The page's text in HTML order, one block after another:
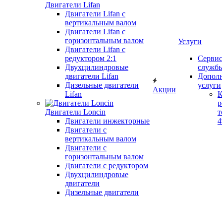
Двигатели Lifan
Двигатели Lifan с
вертикальным валом
Двигатели Lifan с
горизонтальным валом
Двигатели Lifan с
редуктором 2:1
Двухцилиндровые
двигатели Lifan
Дизельные двигатели
Lifan
Двигатели Loncin
Двигатели инжекторные
Двигатели с
вертикальным валом
Двигатели с
горизонтальным валом
Двигатели с редуктором
Двухцилиндровые
двигатели
Дизельные двигатели
Акции
Услуги
услуги